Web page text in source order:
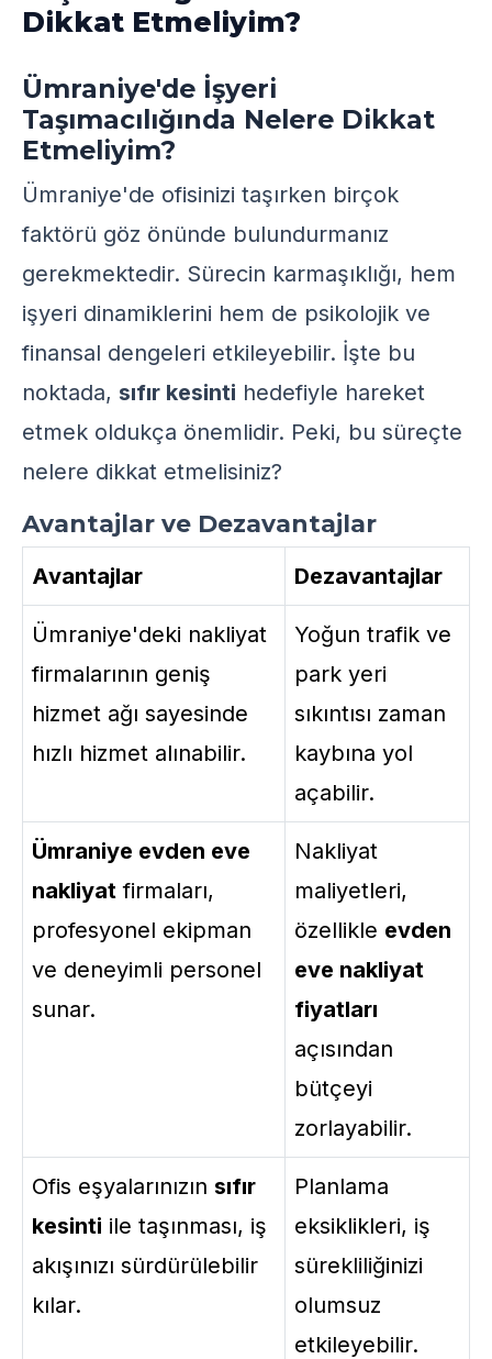
Dikkat Etmeliyim?
Ümraniye'de İşyeri
Taşımacılığında Nelere Dikkat
Etmeliyim?
Ümraniye'de ofisinizi taşırken birçok
faktörü göz önünde bulundurmanız
gerekmektedir. Sürecin karmaşıklığı, hem
işyeri dinamiklerini hem de psikolojik ve
finansal dengeleri etkileyebilir. İşte bu
noktada, sıfır kesinti hedefiyle hareket
etmek oldukça önemlidir. Peki, bu süreçte
nelere dikkat etmelisiniz?
Avantajlar ve Dezavantajlar
Avantajlar Dezavantajlar
Ümraniye'deki nakliyat
firmalarının geniş
hizmet ağı sayesinde
hızlı hizmet alınabilir.
Yoğun trafik ve
park yeri
sıkıntısı zaman
kaybına yol
açabilir.
Ümraniye evden eve
nakliyat firmaları,
profesyonel ekipman
ve deneyimli personel
sunar.
Nakliyat
maliyetleri,
özellikle evden
eve nakliyat
fiyatları
açısından
bütçeyi
zorlayabilir.
Ofis eşyalarınızın sıfır
kesinti ile taşınması, iş
akışınızı sürdürülebilir
kılar.
Planlama
eksiklikleri, iş
sürekliliğinizi
olumsuz
etkileyebilir.